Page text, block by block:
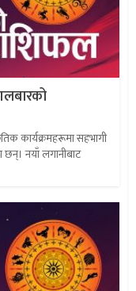
कार्यक्रमहरूमा सहभागी
नयाँ लगानीबाट